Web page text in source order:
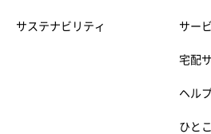
サステナビリティ サー
宅配
ヘル
ひと